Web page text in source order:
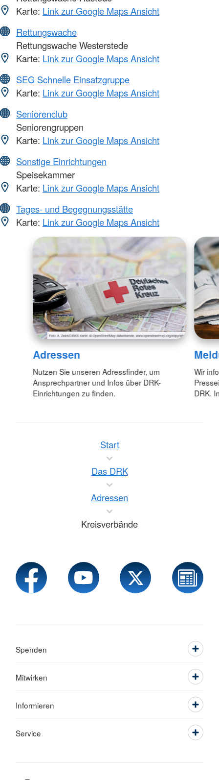
Karte: Link zur Google Maps Ansicht
Rettungswache
Rettungswache Westerstede
Karte: Link zur Google Maps Ansicht
SEG Schnelle Einsatzgruppe
Karte: Link zur Google Maps Ansicht
Seniorenclub
Seniorengruppen
Karte: Link zur Google Maps Ansicht
Sonstige Einrichtungen
Speisekammer
Karte: Link zur Google Maps Ansicht
Tages- und Begegnungsstätte
Karte: Link zur Google Maps Ansicht
Adressen
Nutzen Sie unseren Adressfinder, um
Ansprechpartner und Infos über DRK-
Einrichtungen zu finden.
Wir
DRK.
Start
Das DRK
Adressen
Kreisverbände
Spenden
Mitwirken
Informieren
Service